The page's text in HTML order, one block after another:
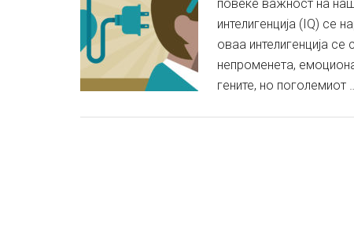
повеќе важност на
интелигенција (IQ) се
оваа интелигенција
непроменета,
гените, но поголемиот